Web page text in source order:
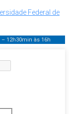
Federal de
– 12h30min às 16h